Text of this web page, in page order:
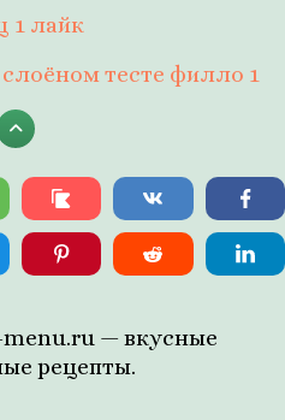
1 лайк
тесте филло 1
menu.ru — вкусные
рецепты.